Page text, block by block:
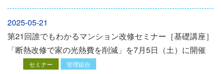
2025-05-21
第21回誰でもわかるマンション改修セミナー［基礎講座］
「断熱改修で家の光熱費を削減」を7月5日（土）に開催
セミナー 管理組合